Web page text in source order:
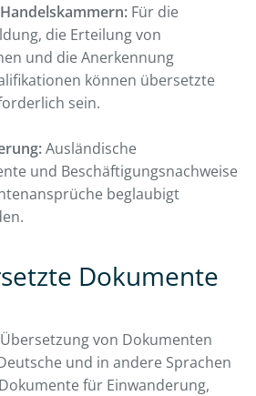
Für die
die Erteilung von
und die Anerkennung
können übersetzte
sein.
Ausländische
und Beschäftigungsnachweise
beglaubigt
Dokumente
von Dokumenten
und in andere Sprachen
für Einwanderung,